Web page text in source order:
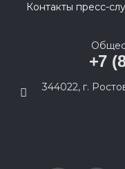
Контакты пресс-
+7
344022, г.